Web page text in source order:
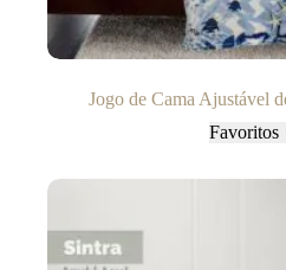
Jogo de Cama Ajustável
Favoritos